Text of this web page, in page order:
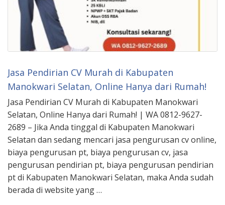
Jasa Pendirian CV Murah di Kabupaten
Manokwari Selatan, Online Hanya dari Rumah!
Jasa Pendirian CV Murah di Kabupaten Manokwari
Selatan, Online Hanya dari Rumah! | WA 0812-9627-
2689 – Jika Anda tinggal di Kabupaten Manokwari
Selatan dan sedang mencari jasa pengurusan cv online,
biaya pengurusan pt, biaya pengurusan cv, jasa
pengurusan pendirian pt, biaya pengurusan pendirian
pt di Kabupaten Manokwari Selatan, maka Anda sudah
berada di website yang …